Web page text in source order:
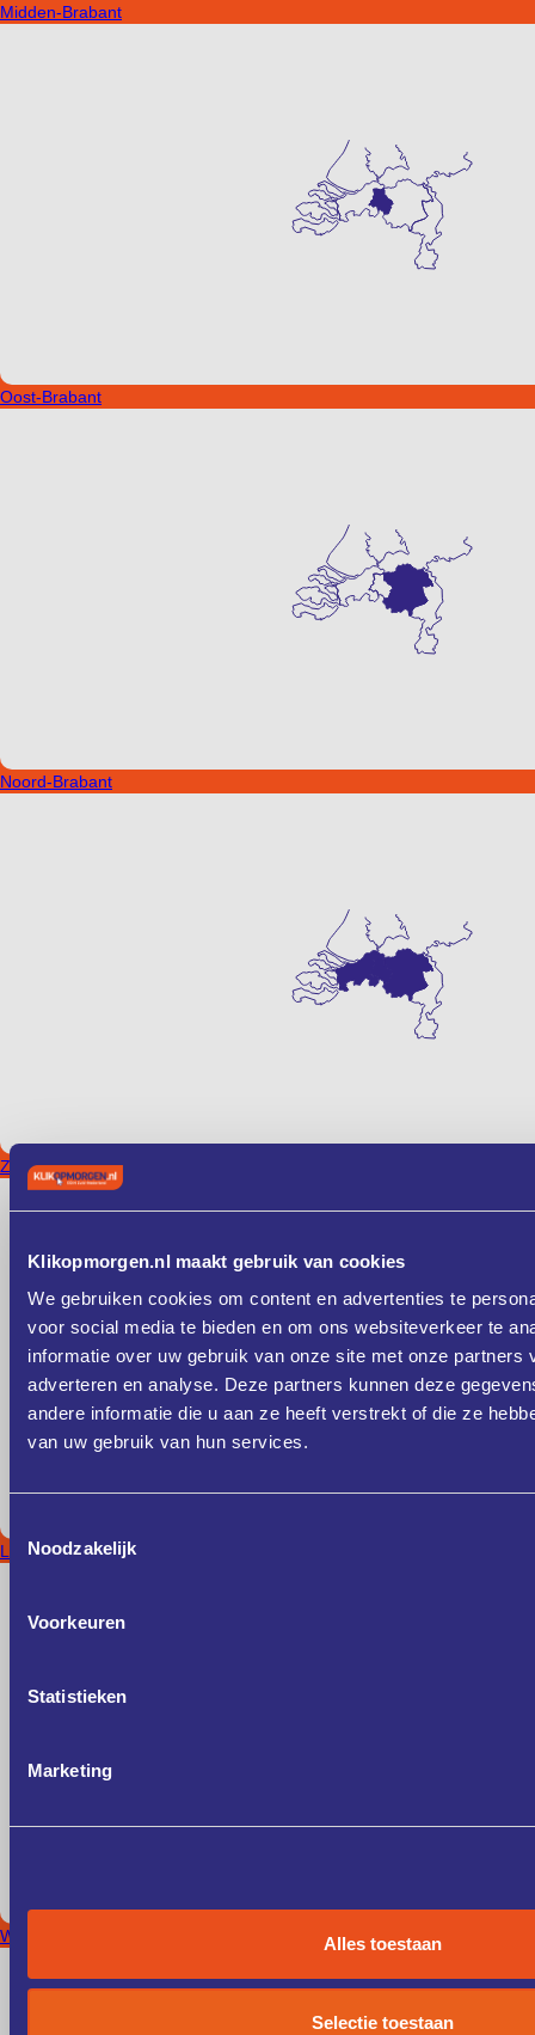
Klikopmorgen.nl maakt gebruik van cookies
We gebruiken cookies om content en advertenties te
voor social media te bieden en om ons websiteverkeer te
informatie over uw gebruik van onze site met onze partners
adverteren en analyse. Deze partners kunnen deze
andere informatie die u aan ze heeft verstrekt of die ze
van uw gebruik van hun services.
Noodzakelijk
Voorkeuren
Statistieken
Marketing
Alles toestaan
Selectie toestaan
Midden-Brabant
Oost-Brabant
Noord-Brabant
Zeeland
Limburg
West-Brabant